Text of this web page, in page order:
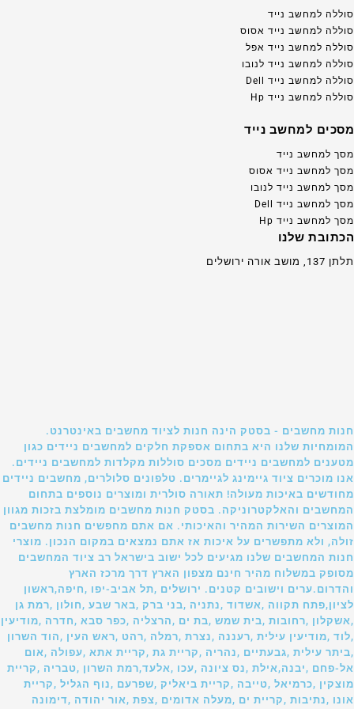
סוללה למחשב נייד
סוללה למחשב נייד אסוס
סוללה למחשב נייד אפל
סוללה למחשב נייד לנובו
סוללה למחשב נייד Dell
סוללה למחשב נייד Hp
מסכים למחשב נייד
מסך למחשב נייד
מסך למחשב נייד אסוס
מסך למחשב נייד לנובו
מסך למחשב נייד Dell
מסך למחשב נייד Hp
הכתובת שלנו
תלתן 137, מושב אורה ירושלים
חנות מחשבים - בסטק הינה חנות לציוד מחשבים באינטרנט.
המומחיות שלנו היא בתחום אספקת חלקים למחשבים ניידים כגון
מטענים למחשבים ניידים מסכים סוללות מקלדות למחשבים ניידים.
אנו מוכרים ציוד גיימינג לגיימרים. טלפונים סלולרים, מחשבים ניידים
מחודשים באיכות מעולה! תאורה סולרית ומוצרים נוספים בתחום
המחשבים והאלקטרוניקה. בסטק חנות מחשבים מומלצת בזכות מגוון
המוצרים השירות המהיר והאיכותי. אם אתם מחפשים חנות מחשבים
זולה, ולא מתפשרים על איכות אז אתם נמצאים במקום הנכון. מוצרי
חנות המחשבים שלנו מגיעים לכל ישוב בישראל רב ציוד המחשבים
מסופק במשלוח מהיר חינם מצפון הארץ דרך מרכז הארץ
והדרום.ערים וישובים קטנים. ירושלים ,תל אביב-יפו ,חיפה,ראשון
לציון,פתח תקווה ,אשדוד ,נתניה ,בני ברק ,באר שבע ,חולון ,רמת גן
,אשקלון ,רחובות ,בית שמש ,בת ים ,הרצליה ,כפר סבא ,חדרה ,מודיעין
,לוד ,מודיעין עילית ,רעננה ,נצרת ,רמלה ,רהט ,ראש העין ,הוד השרון
,ביתר עילית ,גבעתיים ,נהריה ,קריית גת ,קריית אתא ,עפולה ,אום
אל-פחם ,יבנה,אילת ,נס ציונה ,עכו ,אלעד,רמת השרון ,טבריה ,קריית
מוצקין ,כרמיאל ,טייבה ,קריית ביאליק ,שפרעם ,נוף הגליל ,קריית
אונו ,נתיבות ,קריית ים ,מעלה אדומים ,צפת ,אור יהודה ,דימונה